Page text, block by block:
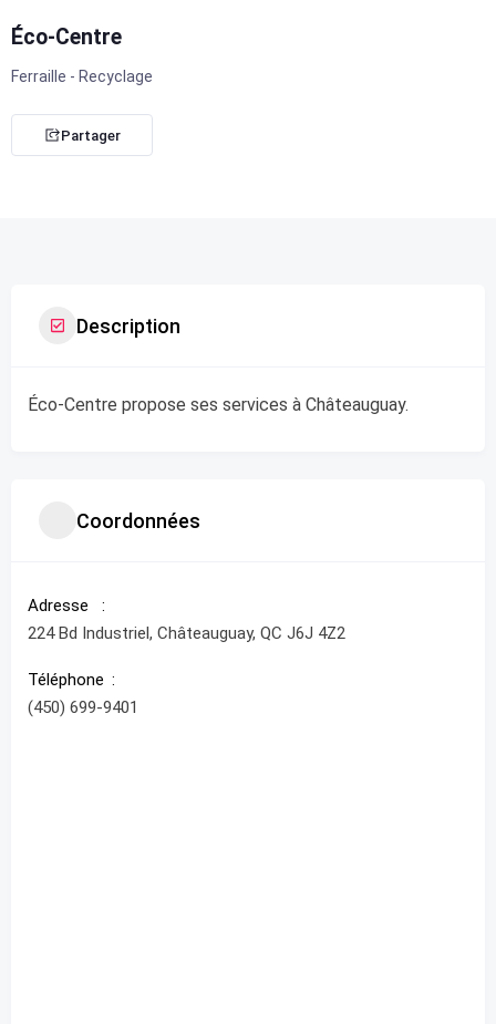
Éco-Centre
Ferraille - Recyclage
Partager
Description
Éco-Centre propose ses services à Châteauguay.
Coordonnées
Adresse
224 Bd Industriel, Châteauguay, QC J6J 4Z2
Téléphone
(450) 699-9401